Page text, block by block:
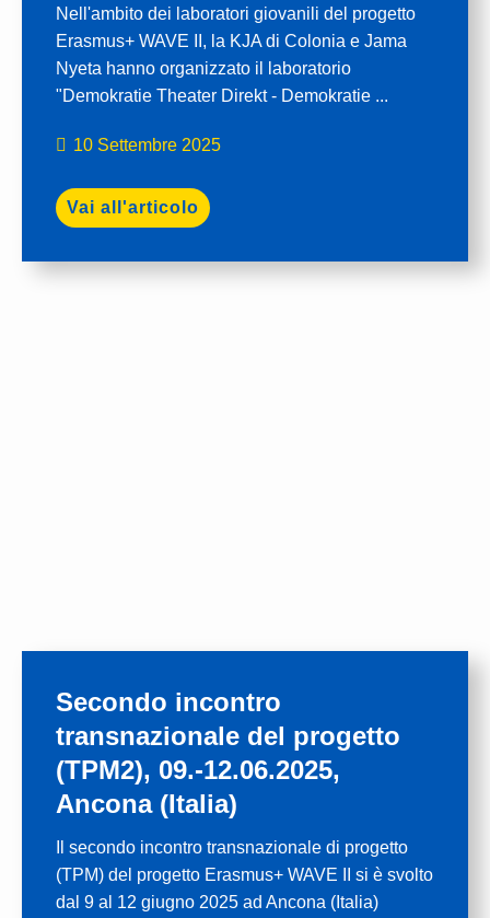
Nell'ambito dei laboratori giovanili del progetto
Erasmus+ WAVE II, la KJA di Colonia e Jama
Nyeta hanno organizzato il laboratorio
"Demokratie Theater Direkt - Demokratie ...
10 Settembre 2025
Vai all'articolo
Secondo incontro
transnazionale del progetto
(TPM2), 09.-12.06.2025,
Ancona (Italia)
Il secondo incontro transnazionale di progetto
(TPM) del progetto Erasmus+ WAVE II si è svolto
dal 9 al 12 giugno 2025 ad Ancona (Italia)